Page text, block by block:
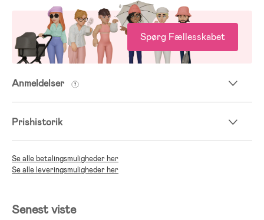
Spørg Fællesskabet
Anmeldelser
Prishistorik
Se alle betalingsmuligheder her
Se alle leveringsmuligheder her
Senest viste